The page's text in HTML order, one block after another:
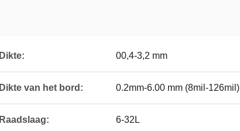
Dikte: 00,4-3,2 mm
Dikte van het bord: 0.2mm-6.00 mm (8mil-126mil)
Raadslaag: 6-32L